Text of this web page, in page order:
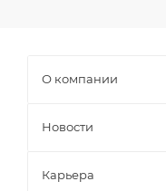
О компании
Новости
Карьера